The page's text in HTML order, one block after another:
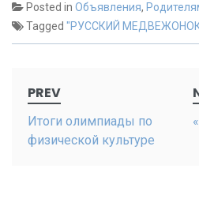
Posted in Объявления,
Tagged "РУССКИЙ
navigation
PREV
Итоги олимпиады по
физической культуре